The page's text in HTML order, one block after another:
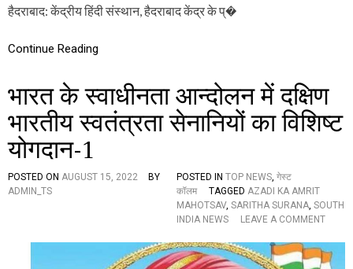
हैदराबाद: केंद्रीय हिंदी संस्थान, हैदराबाद केंद्र के प्�
Continue Reading
भारत के स्वाधीनता आन्दोलन में दक्षिण
भारतीय स्वतंत्रता सेनानियों का विशिष्ट
योगदान-1
POSTED ON AUGUST 15, 2022
BY
ADMIN_TS
POSTED IN TOP NEWS, गेस्ट
कॉलम
TAGGED AZADI KA AMRIT
MAHOTSAV, SARITHA SURANA, SOUTH
INDIA NEWS
LEAVE A COMMENTO
भा
र